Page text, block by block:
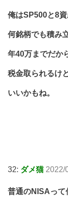
俺はSP500と8資
何銘柄でも積み
年40万までだか
税金取られるけ
いいかもね。
32: ダメ猫 2022/
普通のNISAって